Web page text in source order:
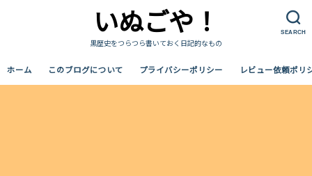
SEARCH
いぬごや！
黒歴史をつらつら書いておく日記的なもの
ホーム このブログについて プライバシーポリシー レビュー依頼ポリ